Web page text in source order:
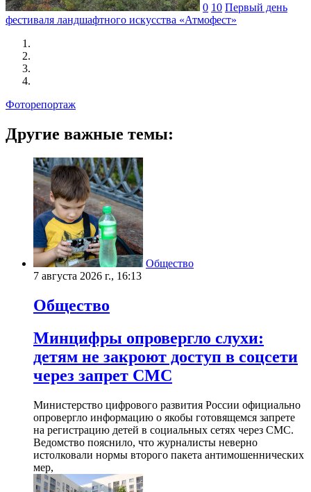
0 10 Первый день
фестиваля ландшафтного искусства «Атмофест»
Фоторепортаж
Другие важные темы:
Общество
7 августа 2026 г., 16:13
Общество
Минцифры опровергло слухи:
детям не закроют доступ в соцсети
через запрет СМС
Министерство цифрового развития России официально
опровергло информацию о якобы готовящемся запрете
на регистрацию детей в социальных сетях через СМС.
Ведомство пояснило, что журналисты неверно
истолковали нормы второго пакета антимошеннических
мер,